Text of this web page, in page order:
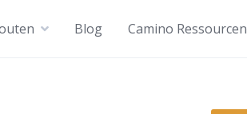
Blog Camino Ressourcen